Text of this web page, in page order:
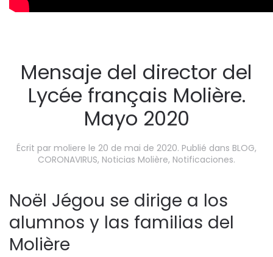
Mensaje del director del
Lycée français Molière.
Mayo 2020
Écrit par moliere le 20 de mai de 2020. Publié dans BLOG,
CORONAVIRUS, Noticias Molière, Notificaciones.
Noël Jégou se dirige a los
alumnos y las familias del
Molière